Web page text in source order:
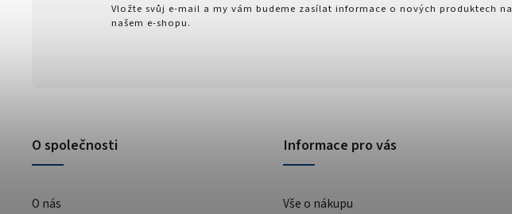
O společnosti
O nás
Informace pro vás
Vše o nákupu
Vložte svůj e-mail a my vám budeme zasílat informace o nových produktech na
našem e-shopu.